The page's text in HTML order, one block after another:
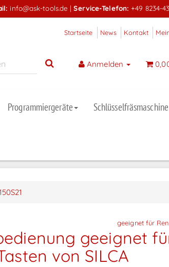
info@ask-tools.de |Service-Telefon: +49 8234-
Startseite News Kontakt
Anmelden
Programmiergeräte Schlüsselfräsmaschine
geeignet für
geeignet
von SILCA